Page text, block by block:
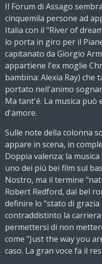
Il Forum di Assago
cinquemila persone ad
Italia con il "River of
lo porta in giro per il
capitanato da Giorgio
appartiene l'ex moglie
bambina: Alexia Ray) che
portato nell'animo
Ma tant'é. La musica può
d'amore.
Sulle note della colonna
appare in scena, in
Doppia valenza; la
uno dei più bei film sul
Nostro, ma il termine
Robert Redford, dal bel
definire lo "stato di grazia
contraddistinto la carriera
permettersi di non
come "Just the way you
caso. La gran voce fa il